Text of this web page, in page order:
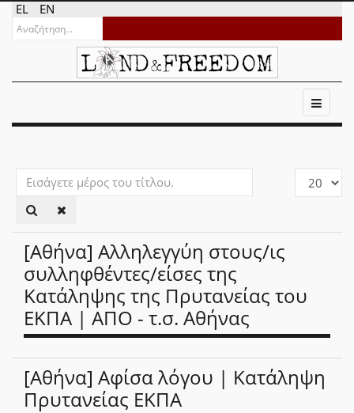
EL EN
Εισάγετε
μέρος
του
τίτλου.
Εμφάνιση
[Αθήνα] Αλληλεγγύη στους/ις
συλληφθέντες/είσες της
Κατάληψης της Πρυτανείας του
ΕΚΠΑ | ΑΠΟ - τ.σ. Αθήνας
[Αθήνα] Αφίσα λόγου | Κατάληψη
Πρυτανείας ΕΚΠΑ